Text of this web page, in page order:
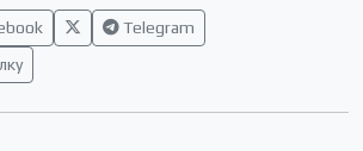
Telegram